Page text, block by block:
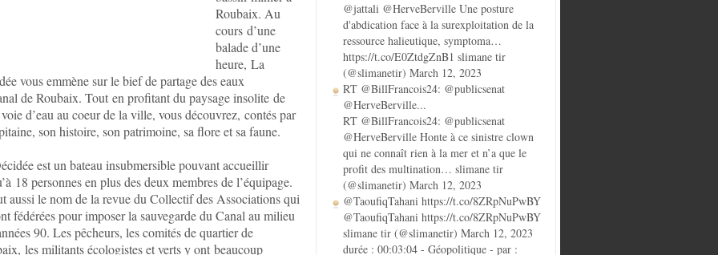
Roubaix. Au
cours d’une
balade d’une
heure, La
vous emmène sur le bief de partage des eaux
de Roubaix. Tout en profitant du paysage insolite de
d’eau au coeur de la ville, vous découvrez, contés par
son histoire, son patrimoine, sa flore et sa faune.
est un bateau insubmersible pouvant accueillir
18 personnes en plus des deux membres de l’équipage.
aussi le nom de la revue du Collectif des Associations qui
fédérées pour imposer la sauvegarde du Canal au milieu
90. Les pêcheurs, les comités de quartier de
les militants écologistes et verts y ont beaucoup
@jattali @HerveBerville Une posture
d'abdication face à la surexploitation de la
ressource halieutique, symptoma…
https://t.co/E0ZtdgZnB1 slimane tir
(@slimanetir) March 12, 2023
RT @BillFrancois24: @publicsenat
@HerveBerville...
RT @BillFrancois24: @publicsenat
@HerveBerville Honte à ce sinistre clown
qui ne connaît rien à la mer et n’a que le
profit des multination… slimane tir
(@slimanetir) March 12, 2023
@TaoufiqTahani https://t.co/8ZRpNuPwBY
@TaoufiqTahani https://t.co/8ZRpNuPwBY
slimane tir (@slimanetir) March 12, 2023
durée : 00:03:04 - Géopolitique - par :